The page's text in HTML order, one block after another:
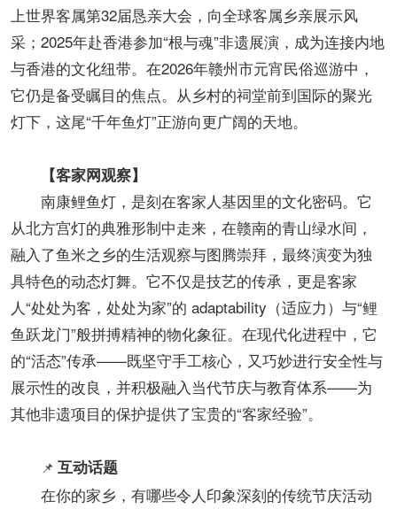
上世界客属第32届恳亲大会，向全球客属乡亲展示风
采；2025年赴香港参加“根与魂”非遗展演，成为连接内地
与香港的文化纽带。在2026年赣州市元宵民俗巡游中，
它仍是备受瞩目的焦点。从乡村的祠堂前到国际的聚光
灯下，这尾“千年鱼灯”正游向更广阔的天地。
【客家网观察】
南康鲤鱼灯，是刻在客家人基因里的文化密码。它
从北方宫灯的典雅形制中走来，在赣南的青山绿水间，
融入了鱼米之乡的生活观察与图腾崇拜，最终演变为独
具特色的动态灯舞。它不仅是技艺的传承，更是客家
人“处处为客，处处为家”的 adaptability（适应力）与“鲤
鱼跃龙门”般拼搏精神的物化象征。在现代化进程中，它
的“活态”传承——既坚守手工核心，又巧妙进行安全性与
展示性的改良，并积极融入当代节庆与教育体系——为
其他非遗项目的保护提供了宝贵的“客家经验”。
📌 互动话题
在你的家乡，有哪些令人印象深刻的传统节庆活动